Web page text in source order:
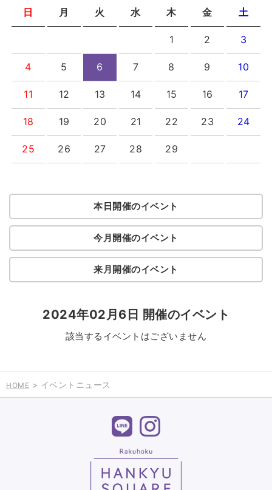
日 月 火 水 木 金 土
1 2 3
4 5 6 7 8 9 10
11 12 13 14 15 16 17
18 19 20 21 22 23 24
25 26 27 28 29
本日開催のイベント
今月開催のイベント
来月開催のイベント
2024年02月6日 開催のイベント
該当するイベントはございません
HOME > イベントニュース